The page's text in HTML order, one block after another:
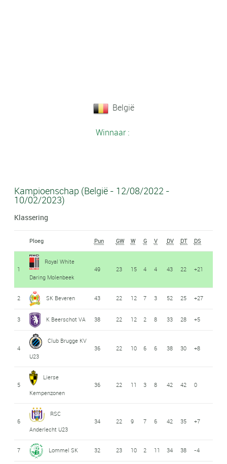
België
Winnaar:
Kampioenschap (België - 12/08/2022 -
10/02/2023)
Klassering
Ploeg Pun GW W G V DV DT DS
1
Royal White
Daring Molenbeek
49 23 15 4 4 43 22 +21
2 SK Beveren 43 22 12 7 3 52 25 +27
3 K Beerschot VA 38 22 12 2 8 33 28 +5
4
Club Brugge KV
U23
36 22 10 6 6 38 30 +8
5
Lierse
Kempenzonen
36 22 11 3 8 42 42 0
6
RSC
Anderlecht U23
34 22 9 7 6 42 35 +7
7 Lommel SK 32 23 10 2 11 34 38 -4